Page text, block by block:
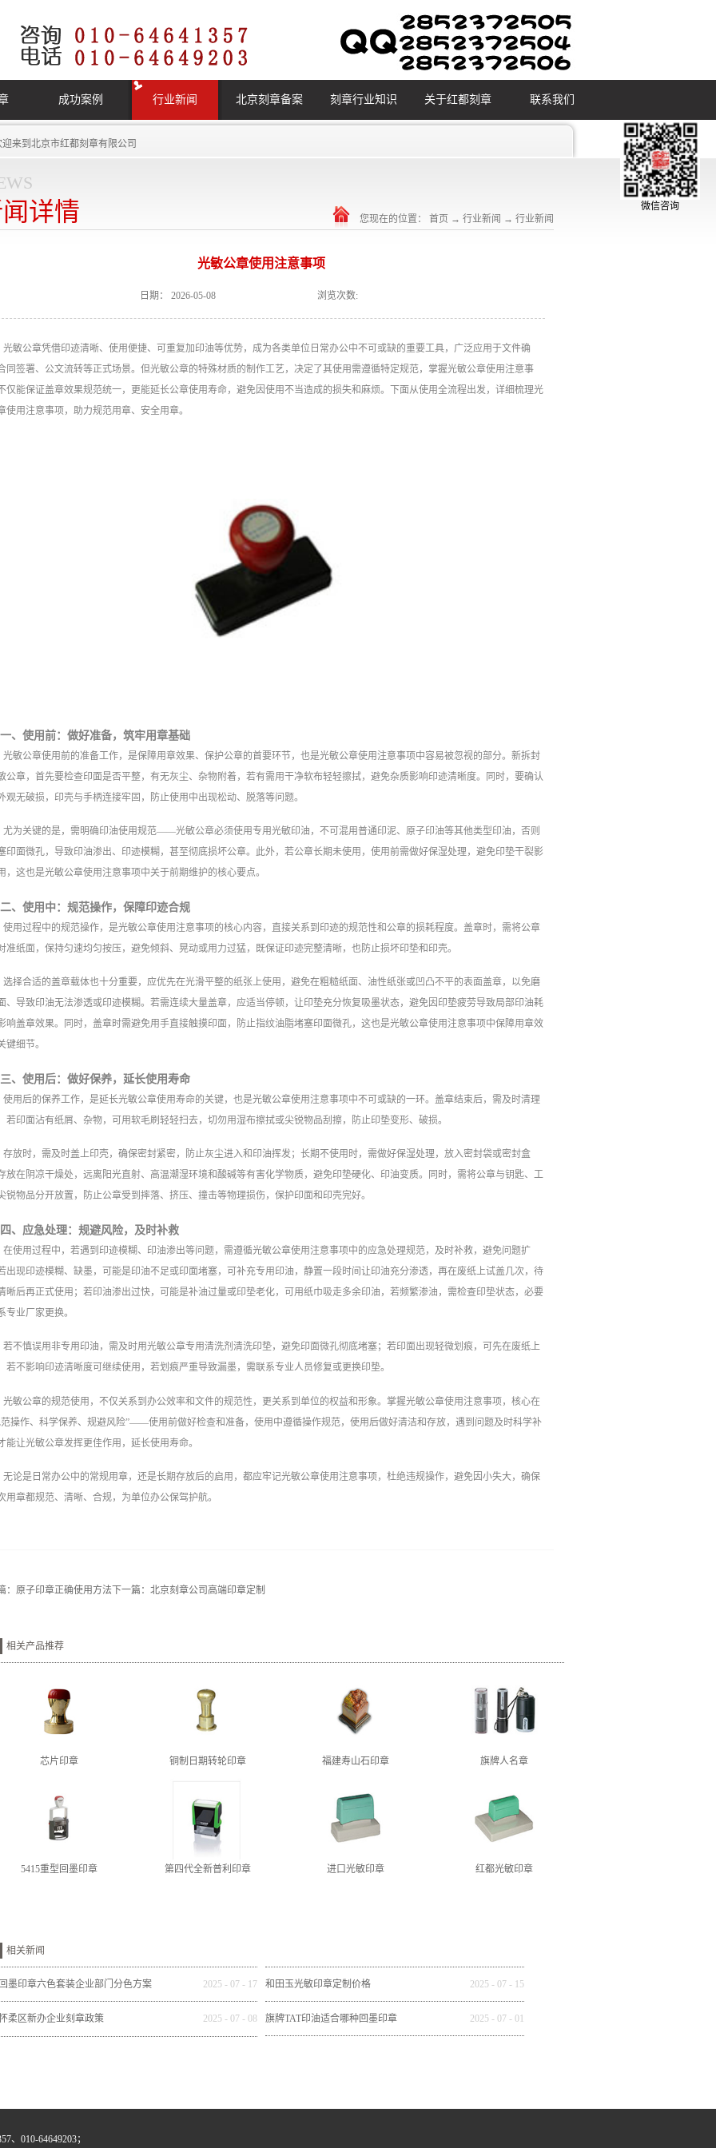
成功案例 行业新闻 北京刻章备案 刻章行业知识 关于红都刻章 联系我们
迎来到 北京市红都刻章有限公司
详情
您现在的位置： 首页 → 行业新闻 → 行业新闻
光敏公章使用注意事项
日期： 2026-05-08 浏览次数:
光敏公章凭借印迹清晰、使用便捷、可重复加印油等优势，成为各类单位日常办公中不可或缺的重要工具，广泛应用于文件确
同签署、公文流转等正式场景。但光敏公章的特殊材质的制作工艺，决定了其使用需遵循特定规范，掌握光敏公章使用注意事
仅能保证盖章效果规范统一，更能延长公章使用寿命，避免因使用不当造成的损失和麻烦。下面从使用全流程出发，详细梳理光
使用注意事项，助力规范用章、安全用章。
一、使用前：做好准备，筑牢用章基础
光敏公章使用前的准备工作，是保障用章效果、保护公章的首要环节，也是光敏公章使用注意事项中容易被忽视的部分。新拆封
公章，首先要检查印面是否平整，有无灰尘、杂物附着，若有需用干净软布轻轻擦拭，避免杂质影响印迹清晰度。同时，要确认
观无破损，印壳与手柄连接牢固，防止使用中出现松动、脱落等问题。
尤为关键的是，需明确印油使用规范——光敏公章必须使用专用光敏印油，不可混用普通印泥、原子印油等其他类型印油，否则
印面微孔，导致印油渗出、印迹模糊，甚至彻底损坏公章。此外，若公章长期未使用，使用前需做好保湿处理，避免印垫干裂影
，这也是光敏公章使用注意事项中关于前期维护的核心要点。
二、使用中：规范操作，保障印迹合规
使用过程中的规范操作，是光敏公章使用注意事项的核心内容，直接关系到印迹的规范性和公章的损耗程度。盖章时，需将公章
准纸面，保持匀速均匀按压，避免倾斜、晃动或用力过猛，既保证印迹完整清晰，也防止损坏印垫和印壳。
选择合适的盖章载体也十分重要，应优先在光滑平整的纸张上使用，避免在粗糙纸面、油性纸张或凹凸不平的表面盖章，以免磨
、导致印油无法渗透或印迹模糊。若需连续大量盖章，应适当停顿，让印垫充分恢复吸墨状态，避免因印垫疲劳导致局部印油耗
响盖章效果。同时，盖章时需避免用手直接触摸印面，防止指纹油脂堵塞印面微孔，这也是光敏公章使用注意事项中保障用章效
键细节。
三、使用后：做好保养，延长使用寿命
使用后的保养工作，是延长光敏公章使用寿命的关键，也是光敏公章使用注意事项中不可或缺的一环。盖章结束后，需及时清理
若印面沾有纸屑、杂物，可用软毛刷轻轻扫去，切勿用湿布擦拭或尖锐物品刮擦，防止印垫变形、破损。
存放时，需及时盖上印壳，确保密封紧密，防止灰尘进入和印油挥发；长期不使用时，需做好保湿处理，放入密封袋或密封盒
放在阴凉干燥处，远离阳光直射、高温潮湿环境和酸碱等有害化学物质，避免印垫硬化、印油变质。同时，需将公章与钥匙、工
锐物品分开放置，防止公章受到摔落、挤压、撞击等物理损伤，保护印面和印壳完好。
四、应急处理：规避风险，及时补救
在使用过程中，若遇到印迹模糊、印油渗出等问题，需遵循光敏公章使用注意事项中的应急处理规范，及时补救，避免问题扩
出现印迹模糊、缺墨，可能是印油不足或印面堵塞，可补充专用印油，静置一段时间让印油充分渗透，再在废纸上试盖几次，待
晰后再正式使用；若印油渗出过快，可能是补油过量或印垫老化，可用纸巾吸走多余印油，若频繁渗油，需检查印垫状态，必要
专业厂家更换。
若不慎误用非专用印油，需及时用光敏公章专用清洗剂清洗印垫，避免印面微孔彻底堵塞；若印面出现轻微划痕，可先在废纸上
若不影响印迹清晰度可继续使用，若划痕严重导致漏墨，需联系专业人员修复或更换印垫。
光敏公章的规范使用，不仅关系到办公效率和文件的规范性，更关系到单位的权益和形象。掌握光敏公章使用注意事项，核心在
范操作、科学保养、规避风险”——使用前做好检查和准备，使用中遵循操作规范，使用后做好清洁和存放，遇到问题及时科学补
能让光敏公章发挥更佳作用，延长使用寿命。
无论是日常办公中的常规用章，还是长期存放后的启用，都应牢记光敏公章使用注意事项，杜绝违规操作，避免因小失大，确保
用章都规范、清晰、合规，为单位办公保驾护航。
： 原子印章正确使用方法下一篇：北京刻章公司高端印章定制
相关产品推荐
芯片印章 铜制日期转轮印章 福建寿山石印章 旗牌人名章
5415重型回墨印章 第四代全新普利印章 进口光敏印章 红都光敏印章
相关新闻
回墨印章六色套装企业部门分色方案 2025 -07 - 17 和田玉光敏印章定制价格 2025 -07 - 15
柔区新办企业刻章政策 2025 -07 -08 旗牌TAT印油适合哪种回墨印章 2025 -07 -01
、010-64649203；
微信咨询